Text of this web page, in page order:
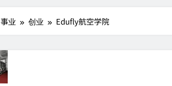
事业 创业 Edufly航空学院